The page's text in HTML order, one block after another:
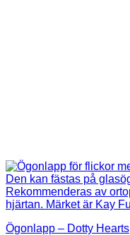
Ögonlapp – Dotty Hearts